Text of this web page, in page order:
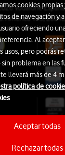
Vodafone
América 115,
cookies
de navegación y
ofreciendo
Al
usos, pero podrás
problema en las
llevará más de 4
política de
Rechazar todas
Aceptar todas